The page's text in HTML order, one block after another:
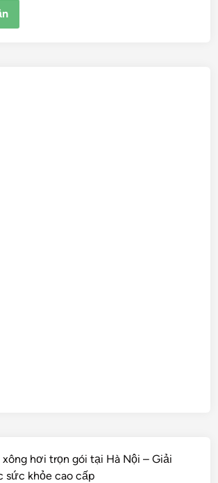
xông hơi trọn gói tại Hà Nội – Giải
sức khỏe cao cấp